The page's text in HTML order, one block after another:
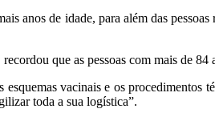
anos de idade, para além das
que as pessoas com mais de 84
vacinais e os
toda a sua logística”.